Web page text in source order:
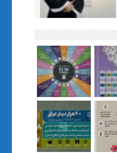
«صبر و اعتماد؛ روایت معلمی که
نسل Z را از بی‌هدفی به خودباوری
رساند / از یک کلاس ساده در قم تا
حضور مشترک معلم و هنرجویان
در مهم‌ترین گالری قرآنی هوش
مصنوعی تهران